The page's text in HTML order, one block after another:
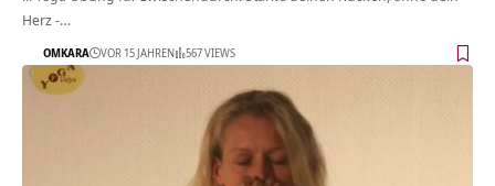
Herz -…
OMKARA VOR 15 JAHREN 567 VIEWS